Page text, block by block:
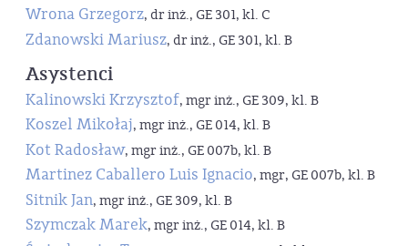
Wrona Grzegorz, dr inż., GE 301, kl. C
Zdanowski Mariusz, dr inż., GE 301, kl. B
Asystenci
Kalinowski Krzysztof, mgr inż., GE 309, kl. B
Koszel Mikołaj, mgr inż., GE 014, kl. B
Kot Radosław, mgr inż., GE 007b, kl. B
Martinez Caballero Luis Ignacio, mgr, GE 007b, kl. B
Sitnik Jan, mgr inż., GE 309, kl. B
Szymczak Marek, mgr inż., GE 014, kl. B